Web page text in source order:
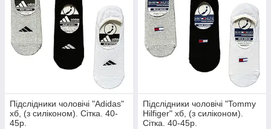
Підслідники чоловічі "Adidas"
хб, (з силіконом). Сітка. 40-
45р.
Підслідники чоловічі "Tommy
Hilfiger" хб, (з силіконом).
Сітка. 40-45р.